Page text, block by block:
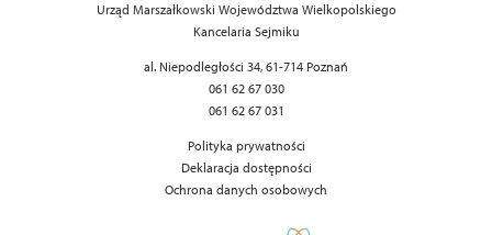
Urząd Marszałkowski Województwa Wielkopolskiego
Kancelaria Sejmiku
al. Niepodległości 34, 61-714 Poznań
061 62 67 030
061 62 67 031
Polityka prywatności
Deklaracja dostępności
Ochrona danych osobowych